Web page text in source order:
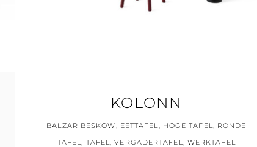
KOLONN
BALZAR BESKOW, EETTAFEL, HOGE TAFEL, RONDE
TAFEL, TAFEL,VERGADERTAFEL, WERKTAFEL